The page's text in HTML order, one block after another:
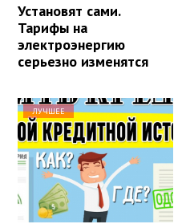
Установят сами.
Тарифы на
электроэнергию
серьезно изменятся
ЛУЧШЕЕ